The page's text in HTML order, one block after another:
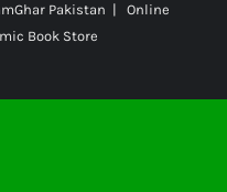
Pakistan | Online
Book Store